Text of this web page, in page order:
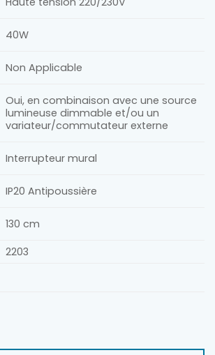
40W
Non Applicable
Oui, en combinaison avec une source
lumineuse dimmable et/ou un
variateur/commutateur externe
Interrupteur mural
IP20 Antipoussière
130 cm
2203